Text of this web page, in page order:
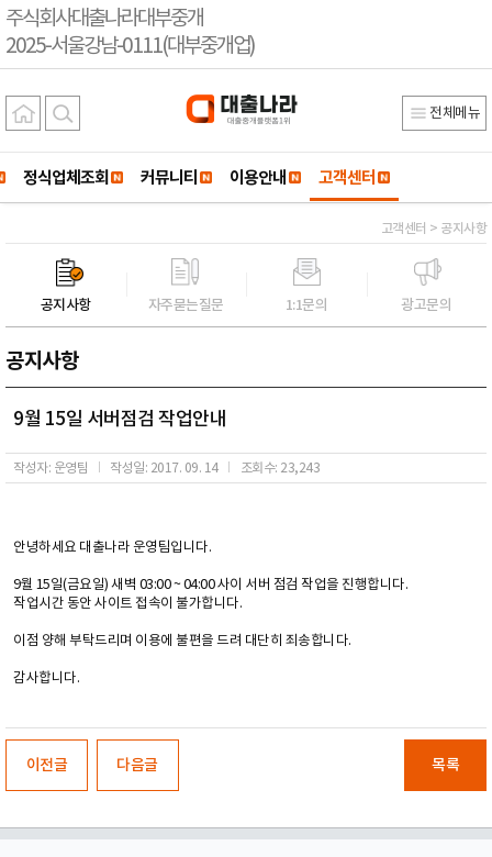
주식회사대출나라대부중개
2025-서울강남-0111(대부중개업)
전체메뉴
정식업체조회 커뮤니티 이용안내 고객센터
고객센터 > 공지사항
공지사항 자주묻는질문 1:1문의 광고문의
공지사항
9월 15일 서버점검 작업안내
작성자: 운영팀 작성일: 2017. 09. 14 조회수: 23,243
안녕하세요 대출나라 운영팀입니다.
9월 15일(금요일) 새벽 03:00 ~ 04:00 사이 서버 점검 작업을 진행합니다.
작업시간 동안 사이트 접속이 불가합니다.
이점 양해 부탁드리며 이용에 불편을 드려 대단히 죄송합니다.
감사합니다.
이전글 다음글 목록